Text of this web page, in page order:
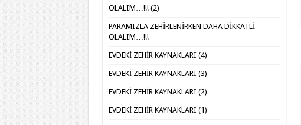
OLALIM…!!! (2)
PARAMIZLA ZEHİRLENİRKEN DAHA DİKKATLİ
OLALIM…!!!
EVDEKİ ZEHİR KAYNAKLARI (4)
EVDEKİ ZEHİR KAYNAKLARI (3)
EVDEKİ ZEHİR KAYNAKLARI (2)
EVDEKİ ZEHİR KAYNAKLARI (1)